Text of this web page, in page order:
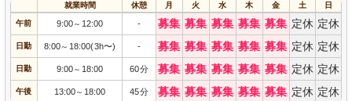
就業時間 休憩 月 火 水 木 金 土 日
午前 9:00～ 12:00 - 募集 募集 募集 募集 募集 定休 定休
日勤 8:00～ 18:00(3h〜) - 募集 募集 募集 募集 募集 定休 定休
日勤 9:00～ 18:00 60分 募集 募集 募集 募集 募集 定休 定休
午後 13:00～ 18:00 45分 募集 募集 募集 募集 募集 定休 定休